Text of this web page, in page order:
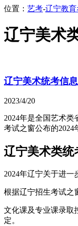
位置： 艺考-辽宁教
辽宁美术
辽宁美术统考信息
2023/4/20
2024年是全国艺术
考试之窗公布的2024
辽宁美术类统
2024年辽宁关于进
根据辽宁招生考试之
文化课及专业课录取
定。